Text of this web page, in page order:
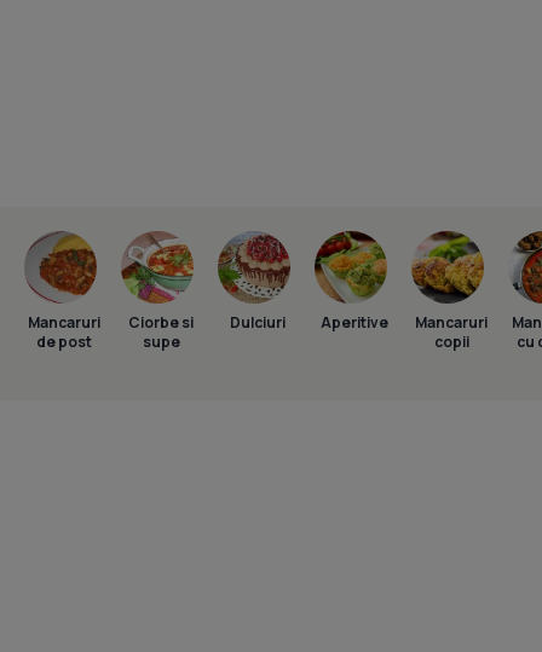
Mancaruri
de post
Ciorbe si
supe
Dulciuri Aperitive
Mancaruri
copii
cu